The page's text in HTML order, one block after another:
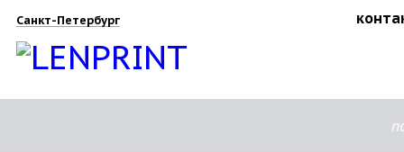
Санкт-Петербург